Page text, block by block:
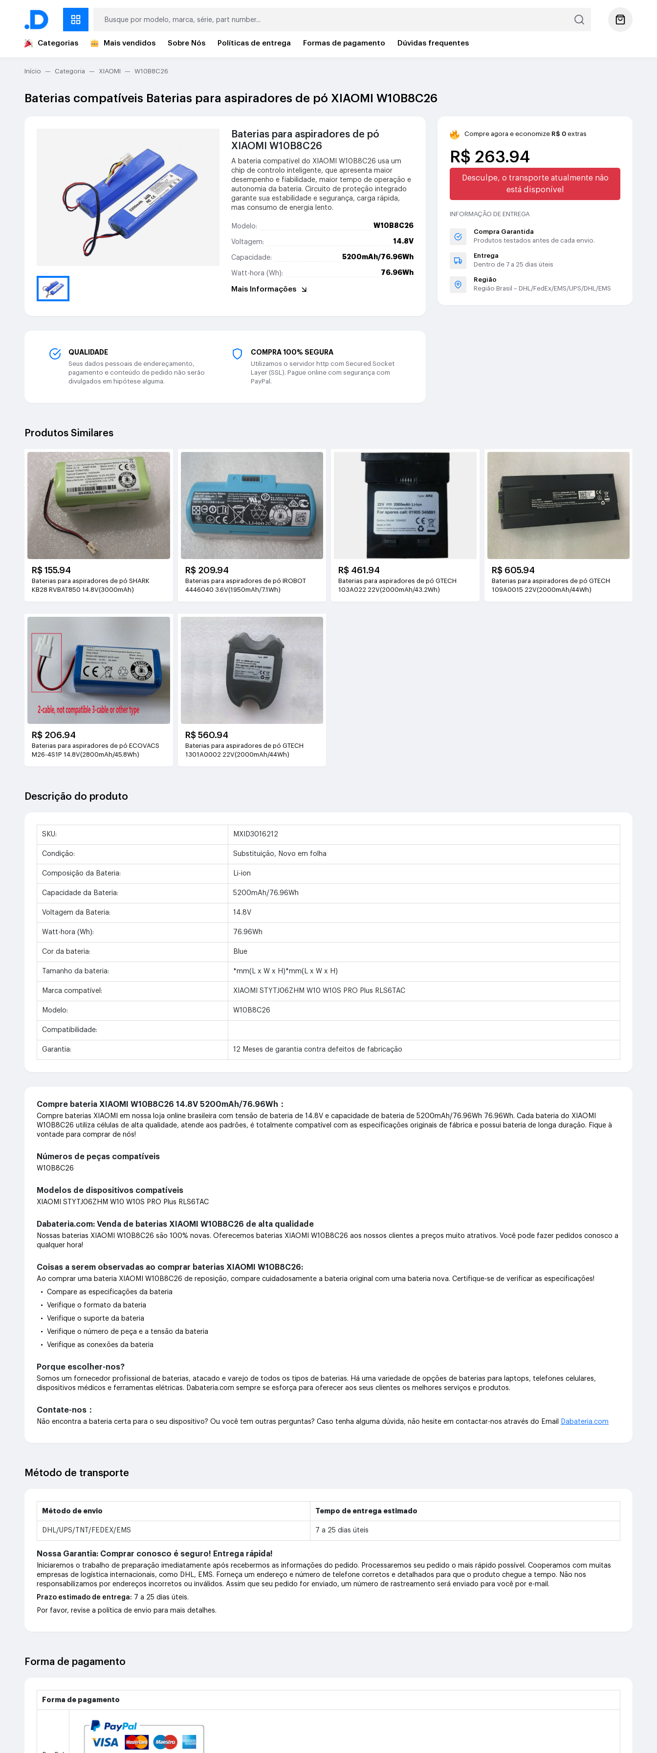
Categorias Mais vendidos Sobre Nós Políticas de entrega Formas de pagamento Dúvidas frequentes
Início Categoria XIAOMI W10B8C26
Baterias compatíveis Baterias para aspiradores de pó XIAOMI W10B8C26
Baterias para aspiradores de pó
XIAOMI W10B8C26
A bateria compatível do XIAOMI W10B8C26 usa um
chip de controlo inteligente, que apresenta maior
desempenho e fiabilidade, maior tempo de operação e
autonomia da bateria. Circuito de proteção integrado
garante sua estabilidade e segurança, carga rápida,
mas consumo de energia lento.
Modelo: W10B8C26
Voltagem: 14.8V
Capacidade: 5200mAh/76.96Wh
Watt-hora (Wh): 76.96Wh
Mais Informações
QUALIDADE
Seus dados pessoais de endereçamento,
pagamento e conteúdo de pedido não serão
divulgados em hipótese alguma.
COMPRA 100% SEGURA
Utilizamos o servidor http com Secured Socket
Layer (SSL). Pague online com segurança com
PayPal.
Compre agora e economize R$ 0extras
R$ 263.94
Desculpe, o transporte atualmente não
está disponível
INFORMAÇÃO DE ENTREGA
Compra Garantida
Produtos testados antes de cada envio.
Entrega
Dentro de 7 a 25 dias úteis
Região
Região Brasil – DHL/FedEx/EMS/UPS/DHL/EMS
Produtos Similares
R$ 155.94
Baterias para aspiradores de pó SHARK
KB28 RVBAT850 14.8V(3000mAh)
R$ 209.94
Baterias para aspiradores de pó IROBOT
4446040 3.6V(1950mAh/7.1Wh)
R$ 461.94
Baterias para aspiradores de pó GTECH
103A022 22V(2000mAh/43.2Wh)
R$ 605.94
Baterias para aspiradores de pó GTECH
109A0015 22V(2000mAh/44Wh)
R$ 206.94
Baterias para aspiradores de pó ECOVACS
M26-4S1P 14.8V(2800mAh/45.8Wh)
R$ 560.94
Baterias para aspiradores de pó GTECH
1301A0002 22V(2000mAh/44Wh)
Descrição do produto
SKU: MXID3016212
Condição: Substituição, Novo em folha
Composição da Bateria: Li-ion
Capacidade da Bateria: 5200mAh/76.96Wh
Voltagem da Bateria: 14.8V
Watt-hora (Wh): 76.96Wh
Cor da bateria: Blue
Tamanho da bateria: *mm(L x W x H)*mm(L x W x H)
Marca compatível: XIAOMI STYTJ06ZHM W10 W10S PRO Plus RLS6TAC
Modelo: W10B8C26
Compatibilidade:
Garantia: 12 Meses de garantia contra defeitos de fabricação
Compre bateria XIAOMI W10B8C26 14.8V 5200mAh/76.96Wh：
Compre baterias XIAOMI em nossa loja online brasileira com tensão de bateria de 14.8V e capacidade de bateria de 5200mAh/76.96Wh 76.96Wh. Cada bateria do XIAOMI
W10B8C26 utiliza células de alta qualidade, atende aos padrões, é totalmente compatível com as especificações originais de fábrica e possui bateria de longa duração. Fique à
vontade para comprar de nós!
Números de peças compatíveis
W10B8C26
Modelos de dispositivos compatíveis
XIAOMI STYTJ06ZHM W10 W10S PRO Plus RLS6TAC
Dabateria.com: Venda de baterias XIAOMI W10B8C26 de alta qualidade
Nossas baterias XIAOMI W10B8C26 são 100% novas. Oferecemos baterias XIAOMI W10B8C26 aos nossos clientes a preços muito atrativos. Você pode fazer pedidos conosco a
qualquer hora!
Coisas a serem observadas ao comprar baterias XIAOMI W10B8C26:
Ao comprar uma bateria XIAOMI W10B8C26 de reposição, compare cuidadosamente a bateria original com uma bateria nova. Certifique-se de verificar as especificações!
• Compare as especificações da bateria
• Verifique o formato da bateria
• Verifique o suporte da bateria
• Verifique o número de peça e a tensão da bateria
• Verifique as conexões da bateria
Porque escolher-nos?
Somos um fornecedor profissional de baterias, atacado e varejo de todos os tipos de baterias. Há uma variedade de opções de baterias para laptops, telefones celulares,
dispositivos médicos e ferramentas elétricas. Dabateria.com sempre se esforça para oferecer aos seus clientes os melhores serviços e produtos.
Contate-nos：
Não encontra a bateria certa para o seu dispositivo? Ou você tem outras perguntas? Caso tenha alguma dúvida, não hesite em contactar-nos através do Email Dabateria.com
Método de transporte
Método de envio Tempo de entrega estimado
DHL/UPS/TNT/FEDEX/EMS 7 a 25 dias úteis
Nossa Garantia: Comprar conosco é seguro! Entrega rápida!
Iniciaremos o trabalho de preparação imediatamente após recebermos as informações do pedido. Processaremos seu pedido o mais rápido possível. Cooperamos com muitas
empresas de logística internacionais, como DHL, EMS. Forneça um endereço e número de telefone corretos e detalhados para que o produto chegue a tempo. Não nos
responsabilizamos por endereços incorretos ou inválidos. Assim que seu pedido for enviado, um número de rastreamento será enviado para você por e-mail.
Prazo estimado de entrega: 7 a 25 dias úteis.
Por favor, revise a política de envio para mais detalhes.
Forma de pagamento
Forma de pagamento